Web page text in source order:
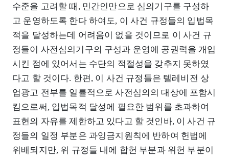
수준을 고려할 때, 민간인만으로 심의기구를 구성하
고 운영하도록 한다 하여도, 이 사건 규정들의 입법목
적을 달성하는데 어려움이 없을 것이므로 이 사건 규
정들이 사전심의기구의 구성과 운영에 공권력을 개입
시킨 점에 있어서는 수단의 적절성을 갖추지 못하였
다고 할 것이다. 한편, 이 사건 규정들은 텔레비전 상
업광고 전부를 일률적으로 사전심의의 대상에 포함시
킴으로써, 입법목적 달성에 필요한 범위를 초과하여
표현의 자유를 제한하고 있다고 할 것인바, 이 사건 규
정들의 일정 부분은 과잉금지원칙에 반하여 헌법에
위배되지만, 위 규정들 내에 합헌 부분과 위헌 부분이